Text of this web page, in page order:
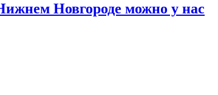
Новгороде можно у нас